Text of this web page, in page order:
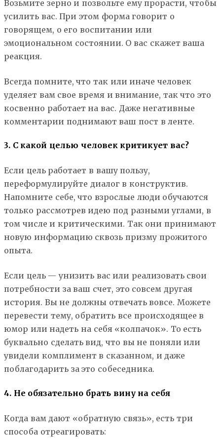
Возьмите зерно и позвольте ему прорасти, чтобы
усилить вас. При этом форма говорит о
говорящем, о его воспитании или
эмоциональном состоянии. О вас скажет ваша
реакция.
Всегда помните, что так или иначе человек
уделяет вам свое время и внимание, так что это
косвенно работает на вас. Даже негативные
комментарии поднимают ваш пост в ленте.
3. С какой целью человек критикует вас?
Если цель работает в вашу пользу,
переформулируйте диалог в конструктив.
Напомните себе, что взрослые люди обучаются
только рассмотрев идею под разными углами, в
том числе и критическими. Так они принимают
новую информацию сквозь призму прожитого
опыта.
Если цель — унизить вас или реализовать свои
потребности за ваш счет, это совсем другая
история. Вы не должны отвечать вовсе. Можете
перевести тему, обратить все происходящее в
юмор или надеть на себя «колпачок». То есть
буквально сделать вид, что вы не поняли или
увидели комплимент в сказанном, и даже
поблагодарить за это собеседника.
4. Не обязательно брать вину на себя
Когда вам дают «обратную связь», есть три
способа отреагировать: